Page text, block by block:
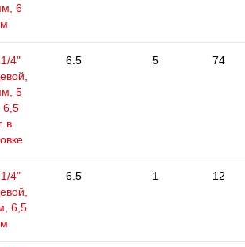
6
4"
5
в
6.5 5 74
4"
6,5
6.5 1 12